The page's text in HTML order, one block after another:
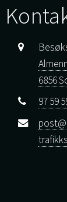
6856
97 59